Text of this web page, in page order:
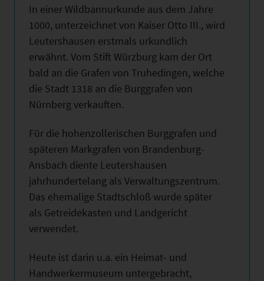
In einer Wildbannurkunde aus dem Jahre
1000, unterzeichnet von Kaiser Otto III., wird
Leutershausen erstmals urkundlich
erwähnt. Vom Stift Würzburg kam der Ort
bald an die Grafen von Truhedingen, welche
die Stadt 1318 an die Burggrafen von
Nürnberg verkauften.
Für die hohenzollerischen Burggrafen und
späteren Markgrafen von Brandenburg-
Ansbach diente Leutershausen
jahrhundertelang als Verwaltungszentrum.
Das ehemalige Stadtschloß wurde später
als Getreidekasten und Landgericht
verwendet.
Heute ist darin u.a. ein Heimat- und
Handwerkermuseum untergebracht,